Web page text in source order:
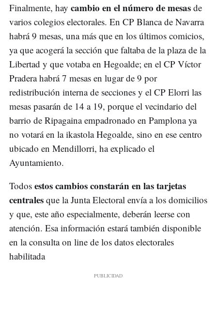
Finalmente, hay cambio en el número de mesas de
varios colegios electorales. En CP Blanca de Navarra
habrá 9 mesas, una más que en los últimos comicios,
ya que acogerá la sección que faltaba de la plaza de la
Libertad y que votaba en Hegoalde; en el CP Víctor
Pradera habrá 7 mesas en lugar de 9 por
redistribución interna de secciones y el CP Elorri las
mesas pasarán de 14 a 19, porque el vecindario del
barrio de Ripagaina empadronado en Pamplona ya
no votará en la ikastola Hegoalde, sino en ese centro
ubicado en Mendillorri, ha explicado el
Ayuntamiento.
Todos estos cambios constarán en las tarjetas
centrales que la Junta Electoral envía a los domicilios
y que, este año especialmente, deberán leerse con
atención. Esa información estará también disponible
en la consulta on line de los datos electorales
habilitada